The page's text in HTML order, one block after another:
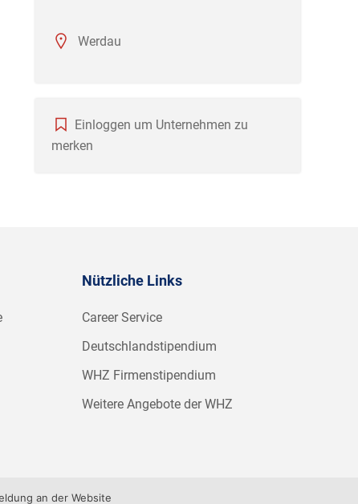
Werdau
Einloggen um Unternehmen zu
merken
Nützliche Links
Career Service
Deutschlandstipendium
WHZ Firmenstipendium
Weitere Angebote der WHZ
an der Website